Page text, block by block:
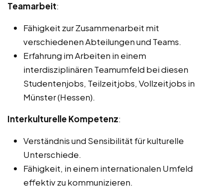
Teamarbeit:
Fähigkeit zur Zusammenarbeit mit
verschiedenen Abteilungen und Teams.
Erfahrung im Arbeiten in einem
interdisziplinären Teamumfeld bei diesen
Studentenjobs, Teilzeitjobs, Vollzeitjobs in
Münster (Hessen).
Interkulturelle Kompetenz:
Verständnis und Sensibilität für kulturelle
Unterschiede.
Fähigkeit, in einem internationalen Umfeld
effektiv zu kommunizieren.